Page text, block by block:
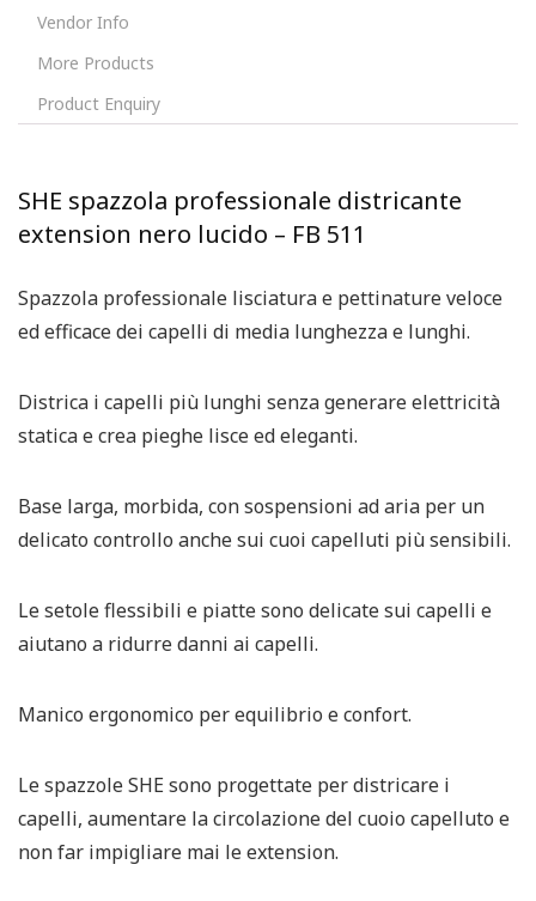
Vendor Info
More Products
Product Enquiry
SHE spazzola professionale districante
extension nero lucido – FB 511
Spazzola professionale lisciatura e pettinature veloce
ed efficace dei capelli di media lunghezza e lunghi.
Districa i capelli più lunghi senza generare elettricità
statica e crea pieghe lisce ed eleganti.
Base larga, morbida, con sospensioni ad aria per un
delicato controllo anche sui cuoi capelluti più sensibili.
Le setole flessibili e piatte sono delicate sui capelli e
aiutano a ridurre danni ai capelli.
Manico ergonomico per equilibrio e confort.
Le spazzole SHE sono progettate per districare i
capelli, aumentare la circolazione del cuoio capelluto e
non far impigliare mai le extension.